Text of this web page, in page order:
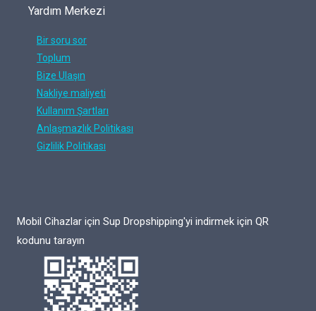
Yardım Merkezi
Bir soru sor
Toplum
Bize Ulaşın
Nakliye maliyeti
Kullanım Şartları
Anlaşmazlık Politikası
Gizlilik Politikası
Mobil Cihazlar için Sup Dropshipping'yi indirmek için QR
kodunu tarayın